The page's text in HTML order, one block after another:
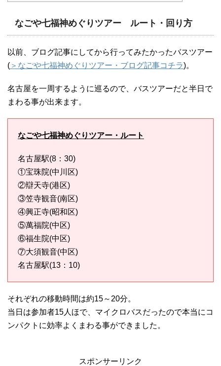
なごや七福神めぐりツアー ルート・回り方
以前、ブログ記事にしてから行ってみたかったバスツアー
( ＞なごや七福神めぐりツアー・ブログ記事コチラ)。
名古屋を一周するように巡るので、バスツアーだと半日で
まわる事が出来ます。
なごや七福神めぐりツアー・ルート
名古屋駅(8：30)
①宝珠院(中川区)
②辯天寺(港区)
③笠寺観音(南区)
④興正寺(昭和区)
⑤萬福院(中区)
⑥福生院(中区)
⑦大須観音(中区)
名古屋駅(13：10)
それぞれの移動時間は約15～20分。
当日は参加者15人ほで、マイクロバスだったので本当にコ
ンパクトに効率よくまわる事ができました。
スポンサーリンク